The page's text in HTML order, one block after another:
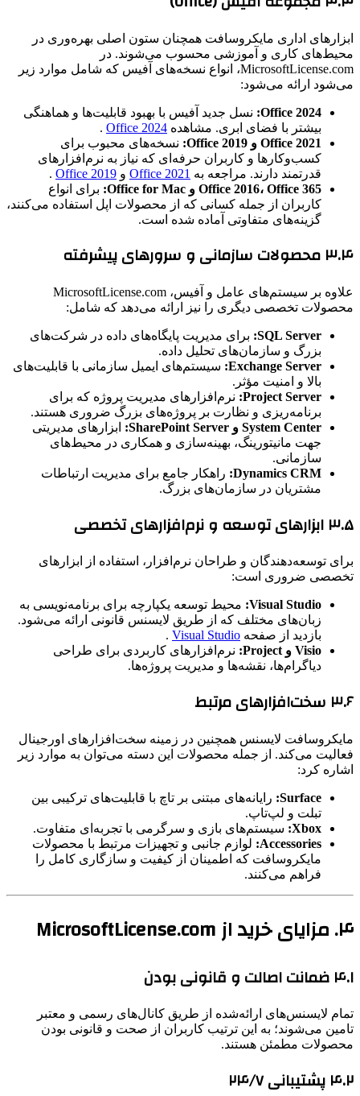
ابزارهای اداری مایکروسافت همچنان ستون اصلی بهره‌وری در
محیط‌های کاری و آموزشی محسوب می‌شوند. در
MicrosoftLicense.com، انواع نسخه‌های آفیس که شامل موارد زیر
می‌شود ارائه می‌شود:
Office 2024: نسل جدید آفیس با بهبود قابلیت‌ها و هماهنگی
بیشتر با فضای ابری. مشاهده Office 2024
.
Office 2021 و Office 2019:
نسخه‌های محبوب برای
کسب‌وکارها و کاربران حرفه‌ای که نیاز به نرم‌افزارهای
قدرتمند دارند. مراجعه به Office 2021 و Office 2019
.
Office 2016، Office 365 و Office for Mac:
برای انواع
کاربران از جمله کسانی که از محصولات اپل استفاده می‌کنند،
گزینه‌های متفاوتی آماده شده است.
۳.۴ محصولات سازمانی و سرورهای پیشرفته
علاوه بر سیستم‌های عامل و آفیس، MicrosoftLicense.com
محصولات تخصصی دیگری را نیز ارائه می‌دهد که شامل:
SQL Server: برای مدیریت پایگاه‌های داده در شرکت‌های
بزرگ و سازمان‌های تحلیل داده.
Exchange Server: سیستم‌های ایمیل سازمانی با قابلیت‌های
بالا و امنیت مؤثر.
Project Server: نرم‌افزارهای مدیریت پروژه که برای
برنامه‌ریزی و نظارت بر پروژه‌های بزرگ ضروری هستند.
System Center و SharePoint Server:
ابزارهای مدیریتی
جهت مانیتورینگ، بهینه‌سازی و همکاری در محیط‌های
سازمانی.
Dynamics CRM: راهکار جامع برای مدیریت ارتباطات
مشتریان در سازمان‌های بزرگ.
۳.۵ ابزارهای توسعه و نرم‌افزارهای تخصصی
برای توسعه‌دهندگان و طراحان نرم‌افزار، استفاده از ابزارهای
تخصصی ضروری است:
Visual Studio: محیط توسعه یکپارچه برای برنامه‌نویسی به
زبان‌های مختلف که از طریق لایسنس قانونی ارائه می‌شود.
بازدید از صفحه Visual Studio
.
Visio و Project:
نرم‌افزارهای کاربردی برای طراحی
دیاگرام‌ها، نقشه‌ها و مدیریت پروژه‌ها.
۳.۶ سخت‌افزارهای مرتبط
مایکروسافت لایسنس همچنین در زمینه سخت‌افزارهای اورجینال
فعالیت می‌کند. از جمله محصولات این دسته می‌توان به موارد زیر
اشاره کرد:
Surface: رایانه‌های مبتنی بر تاچ با قابلیت‌های ترکیبی بین
تبلت و لپ‌تاپ.
Xbox: سیستم‌های بازی و سرگرمی با تجربه‌ای متفاوت.
Accessories:
لوازم جانبی و تجهیزات مرتبط با محصولات
مایکروسافت که اطمینان از کیفیت و سازگاری کامل را
فراهم می‌کنند.
۴. مزایای خرید از MicrosoftLicense.com
۴.۱ ضمانت اصالت و قانونی بودن
تمام لایسنس‌های ارائه‌شده از طریق کانال‌های رسمی و معتبر
تامین می‌شوند؛ به این ترتیب کاربران از صحت و قانونی بودن
محصولات مطمئن هستند.
۴.۲ پشتیبانی ۲۴/۷